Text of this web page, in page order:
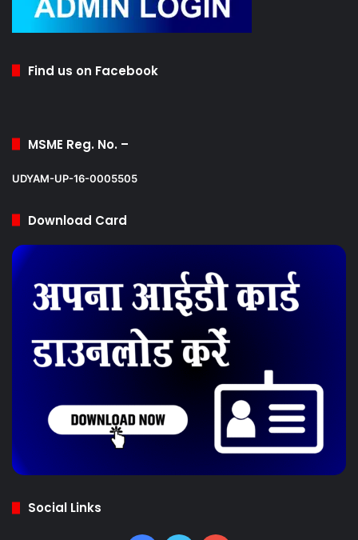
Find us on Facebook
MSME Reg. No. –
UDYAM-UP-16-0005505
Download Card
Social Links